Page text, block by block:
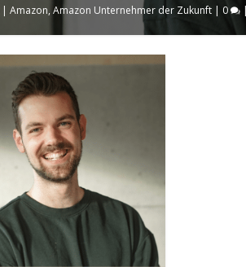
|Amazon,Amazon Unternehmer der Zukunft | 0